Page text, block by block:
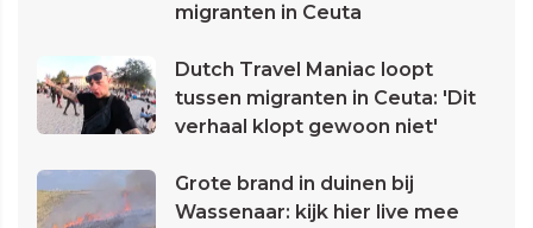
migranten in Ceuta
Dutch Travel Maniac loopt
tussen migranten in Ceuta: 'Dit
verhaal klopt gewoon niet'
Grote brand in duinen bij
Wassenaar: kijk hier live mee